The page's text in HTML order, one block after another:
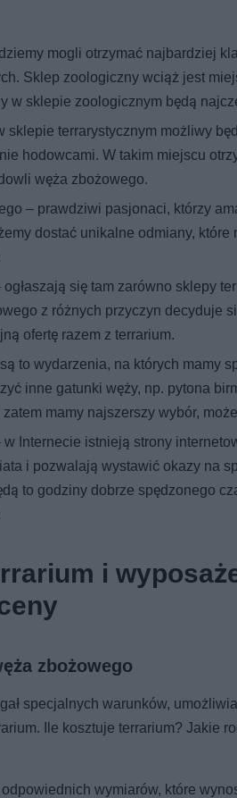
mogli otrzymać najbardziej
Sklep zoologiczny wciąż jest
w sklepie zoologicznym będą
sklepie terrarystycznym możliwy
hodowcami. W takim miejscu
węża zbożowego.
– prawdziwi pasjonaci, którzy
dostać unikalne odmiany,
ogłaszają się tam zarówno sklepy
z różnych przyczyn decyduje
ofertę razem z terrarium.
to wydarzenia, na których mamy
inne gatunki węży, np. pytona
mamy najszerszy wybór,
Internecie istnieją strony
i pozwalają wystawić okazy na
to godziny dobrze spędzonego
i
zbożowego
specjalnych warunków,
Ile kosztuje terrarium? Jakie
wymiarów, które